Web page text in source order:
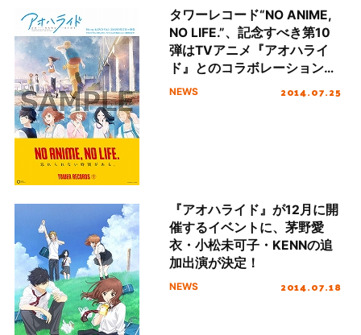
タワーレコード“NO ANIME,
NO LIFE.”、記念すべき第10
弾はTVアニメ『アオハライ
ド』とのコラボレーション
に！
NEWS 2014.07.25
『アオハライド』が12月に開
催するイベントに、茅野愛
衣・小松未可子・KENNの追
加出演が決定！
NEWS 2014.07.18